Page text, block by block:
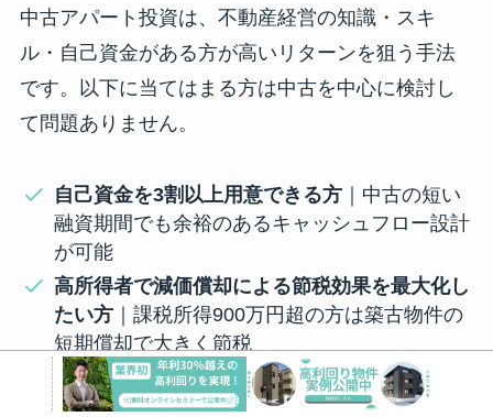
中古アパート投資は、不動産経営の知識・スキ
ル・自己資金がある方が高いリターンを狙う手法
です。以下に当てはまる方は中古を中心に検討し
て問題ありません。
自己資金を3割以上用意できる方 ｜中古の短い
融資期間でも余裕のあるキャッシュフロー設計
が可能
高所得者で減価償却による節税効果を最大化し
たい方 ｜課税所得900万円超の方は築古物件の
短期償却で大きく節税
不動産投資の経験者で目利き力がある方｜建物
状態、立地、入居者属性を自分で見極められる